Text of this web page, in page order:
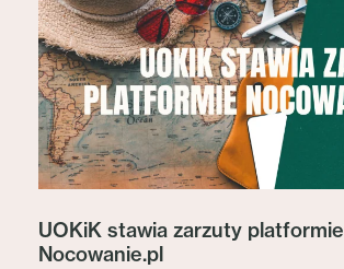
UOKiK stawia zarzuty platformie
Nocowanie.pl